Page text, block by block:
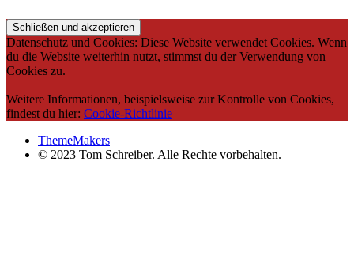
Datenschutz und Cookies: Diese Website verwendet Cookies. Wenn
du die Website weiterhin nutzt, stimmst du der Verwendung von
Cookies zu.
Weitere Informationen, beispielsweise zur Kontrolle von Cookies,
findest du hier: Cookie-Richtlinie
ThemeMakers
© 2023 Tom Schreiber. Alle Rechte vorbehalten.